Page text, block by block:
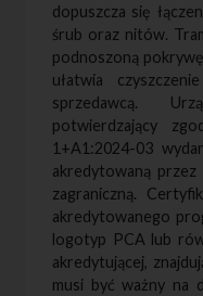
dopuszcza się
śrub oraz nitów.
podnoszoną
ułatwia
sprzedawcą.
potwierdzający
1+A1:2024-03
akredytowaną
zagraniczną.
akredytowanego
logotyp PCA lub
akredytującej,
musi być ważny na